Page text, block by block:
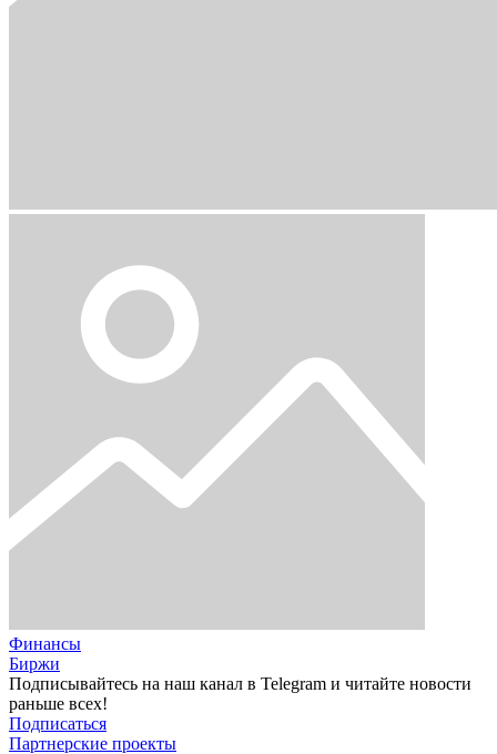
Финансы
Биржи
Подписывайтесь на наш канал в Telegram и читайте новости
раньше всех!
Подписаться
Партнерские проекты